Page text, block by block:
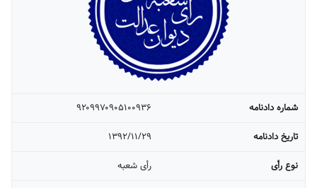
شماره دادنامه
۹۲۰۹۹۷۰۹۰۵۱۰۰۹۳۶
تاریخ دادنامه
۱۳۹۲/۱۱/۲۹
نوع رأی
رأی شعبه